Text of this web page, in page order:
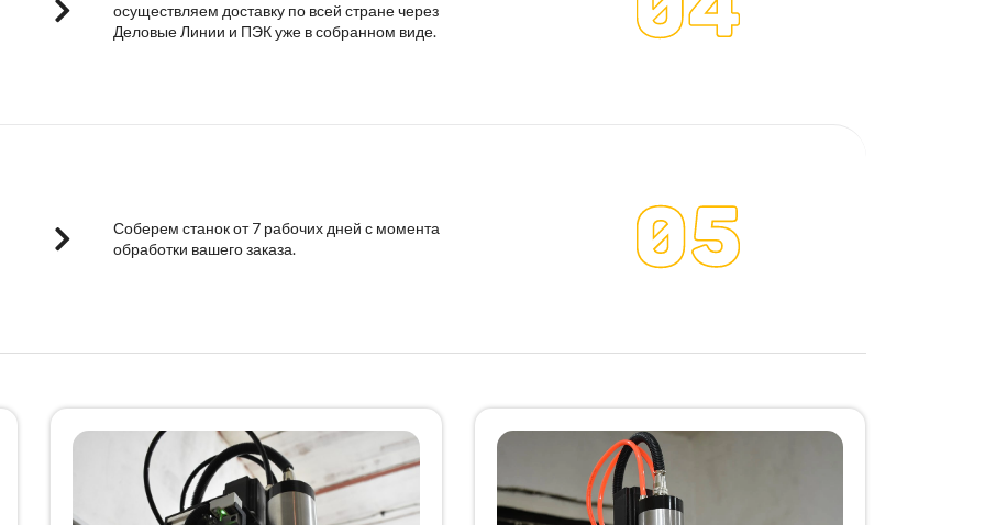
осуществляем доставку по всей стране через
Деловые Линии и ПЭК уже в собранном виде.
Соберем станок от 7 рабочих дней с момента
обработки вашего заказа.